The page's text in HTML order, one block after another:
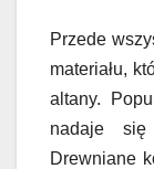
Przede
materiału,
altany.
nadaje
Drewniane